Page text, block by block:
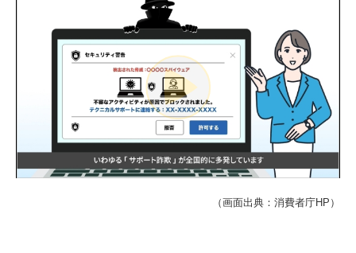
戦略給与情報システム
建設業用会計情報DB
個人情報保護方針
（画面出典：消費者庁HP）